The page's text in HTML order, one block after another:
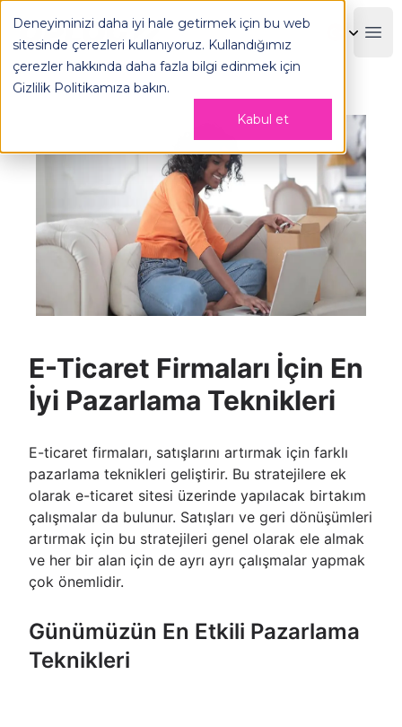
Deneyiminizi daha iyi hale getirmek için bu web
sitesinde çerezleri kullanıyoruz. Kullandığımız
çerezler hakkında daha fazla bilgi edinmek için
Gizlilik Politikamıza bakın.
Kabul et
OPLOG
E-Ticaret Firmaları İçin En
İyi Pazarlama Teknikleri
E-ticaret firmaları, satışlarını artırmak için farklı
pazarlama teknikleri geliştirir. Bu stratejilere ek
olarak e-ticaret sitesi üzerinde yapılacak birtakım
çalışmalar da bulunur. Satışları ve geri dönüşümleri
artırmak için bu stratejileri genel olarak ele almak
ve her bir alan için de ayrı ayrı çalışmalar yapmak
çok önemlidir.
Günümüzün En Etkili Pazarlama
Teknikleri